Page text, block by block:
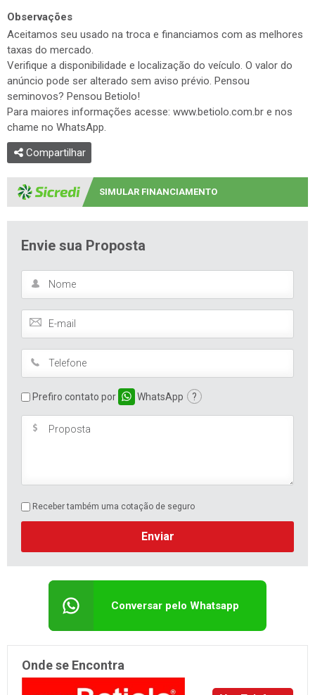
Observações
Aceitamos seu usado na troca e financiamos com as melhores
taxas do mercado.
Verifique a disponibilidade e localização do veículo. O valor do
anúncio pode ser alterado sem aviso prévio. Pensou
seminovos? Pensou Betiolo!
Para maiores informações acesse: www.betiolo.com.br e nos
chame no WhatsApp.
Compartilhar
SIMULAR FINANCIAMENTO
Envie sua Proposta
Prefiro contato por WhatsApp ?
Receber também uma cotação de seguro
Enviar
Conversar pelo Whatsapp
Onde se Encontra